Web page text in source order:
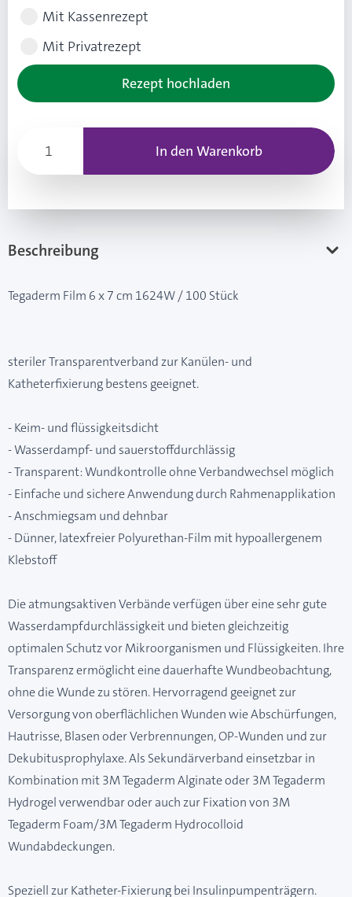
Mit Kassenrezept
Mit Privatrezept
Rezept hochladen
In den Warenkorb
Beschreibung
Tegaderm Film 6 x 7 cm 1624W / 100 Stück
steriler Transparentverband zur Kanülen- und
Katheterfixierung bestens geeignet.
- Keim- und flüssigkeitsdicht
- Wasserdampf- und sauerstoffdurchlässig
- Transparent: Wundkontrolle ohne Verbandwechsel möglich
- Einfache und sichere Anwendung durch Rahmenapplikation
- Anschmiegsam und dehnbar
- Dünner, latexfreier Polyurethan-Film mit hypoallergenem
Klebstoff
Die atmungsaktiven Verbände verfügen über eine sehr gute
Wasserdampfdurchlässigkeit und bieten gleichzeitig
optimalen Schutz vor Mikroorganismen und Flüssigkeiten. Ihre
Transparenz ermöglicht eine dauerhafte Wundbeobachtung,
ohne die Wunde zu stören. Hervorragend geeignet zur
Versorgung von oberflächlichen Wunden wie Abschürfungen,
Hautrisse, Blasen oder Verbrennungen, OP-Wunden und zur
Dekubitusprophylaxe. Als Sekundärverband einsetzbar in
Kombination mit 3M Tegaderm Alginate oder 3M Tegaderm
Hydrogel verwendbar oder auch zur Fixation von 3M
Tegaderm Foam/3M Tegaderm Hydrocolloid
Wundabdeckungen.
Speziell zur Katheter-Fixierung bei Insulinpumpenträgern.